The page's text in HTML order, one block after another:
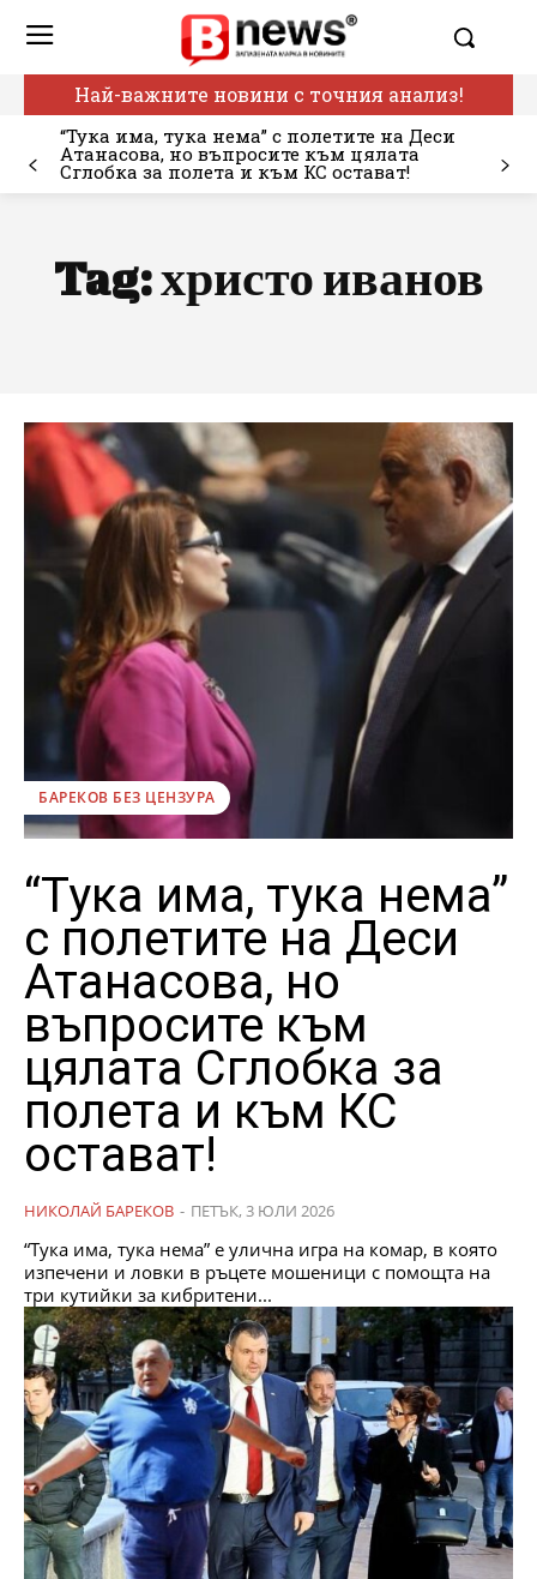
Най-важните новини с точния анализ!
“Тука има, тука нема” с полетите на Деси
Атанасова, но въпросите към цялата
Сглобка за полета и към КС остават!
Tag:христо иванов
БАРЕКОВ БЕЗ ЦЕНЗУРА
“Тука има, тука нема”
с полетите на Деси
Атанасова, но
въпросите към
цялата Сглобка за
полета и към КС
остават!
НИКОЛАЙ БАРЕКОВ - ПЕТЪК, 3 ЮЛИ 2026
“Тука има, тука нема” е улична игра на комар, в която
изпечени и ловки в ръцете мошеници с помощта на
три кутийки за кибритени...